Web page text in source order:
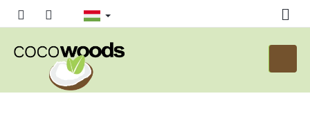
tartalomhoz